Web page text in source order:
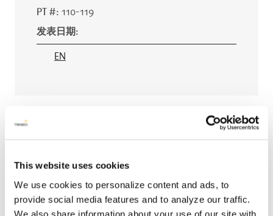
This website uses cookies
We use cookies to personalize content and ads, to
provide social media features and to analyze our traffic.
We also share information about your use of our site with
PT #: 110-119
发表日期:
EN
PT #:110-118
EN